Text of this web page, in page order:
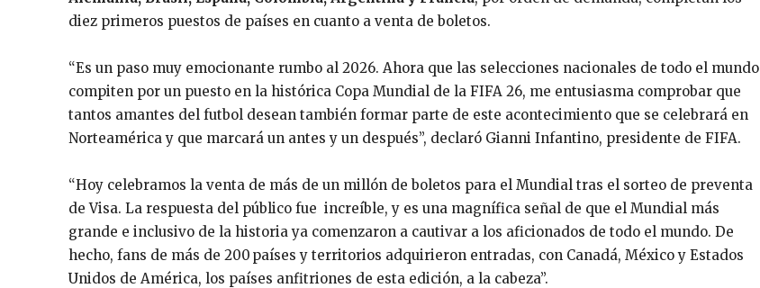
diez primeros puestos de países en cuanto a venta de boletos.
“Es un paso muy emocionante rumbo al 2026. Ahora que las selecciones nacionales de todo el mundo
compiten por un puesto en la histórica Copa Mundial de la FIFA 26, me entusiasma comprobar que
tantos amantes del futbol desean también formar parte de este acontecimiento que se celebrará en
Norteamérica y que marcará un antes y un después”, declaró Gianni Infantino, presidente de FIFA.
“Hoy celebramos la venta de más de un millón de boletos para el Mundial tras el sorteo de preventa
de Visa. La respuesta del público fue increíble, y es una magnífica señal de que el Mundial más
grande e inclusivo de la historia ya comenzaron a cautivar a los aficionados de todo el mundo. De
hecho, fans de más de 200 países y territorios adquirieron entradas, con Canadá, México y Estados
Unidos de América, los países anfitriones de esta edición, a la cabeza”.